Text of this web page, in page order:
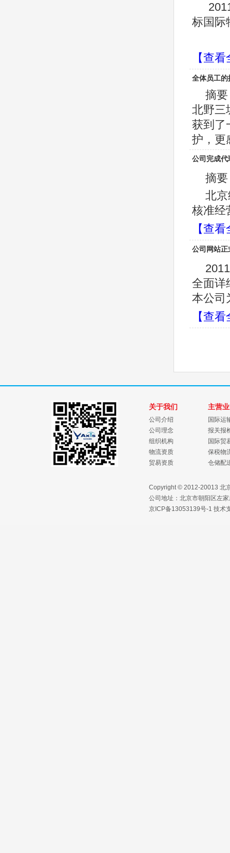
标国际
【查
全体员工的
摘
北野三
获到了
护，更
公司完成代
摘
北
核准
【查
公司网站正
全面详
本公司
【查
关于我们
公司介绍
公司理念
组织机构
物流资质
贸易资质
主营
国际运
报关报
国际贸
保税物
仓储配
Copyright © 2012-20013 北
公司地址：北京市朝阳区左
京ICP备13053139号-1 技术